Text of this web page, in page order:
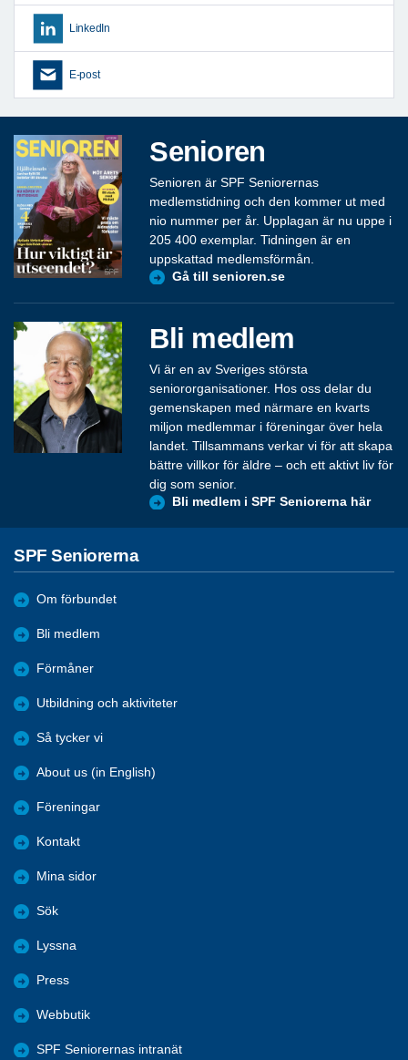
LinkedIn
E-post
Senioren
Senioren är SPF Seniorernas
medlemstidning och den kommer ut med
nio nummer per år. Upplagan är nu uppe i
205 400 exemplar. Tidningen är en
uppskattad medlemsförmån.
Gå till senioren.se
Bli medlem
Vi är en av Sveriges största
seniororganisationer. Hos oss delar du
gemenskapen med närmare en kvarts
miljon medlemmar i föreningar över hela
landet. Tillsammans verkar vi för att skapa
bättre villkor för äldre – och ett aktivt liv för
dig som senior.
Bli medlem i SPF Seniorerna här
SPF Seniorerna
Om förbundet
Bli medlem
Förmåner
Utbildning och aktiviteter
Så tycker vi
About us (in English)
Föreningar
Kontakt
Mina sidor
Sök
Lyssna
Press
Webbutik
SPF Seniorernas intranät